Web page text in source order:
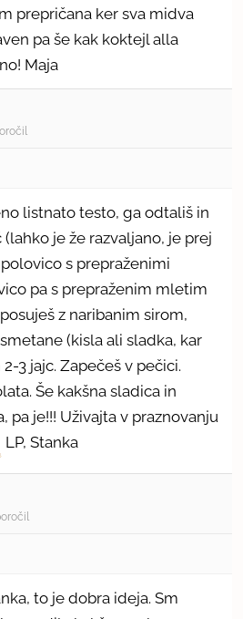
prepričana ker sva midva
pa še kak koktejl alla
Maja
listnato testo, ga odtališ in
je že razvaljano, je prej
s prepraženimi
pa s prepraženim mletim
z naribanim sirom,
(kisla ali sladka, kar
3 jajc. Zapečeš v pečici.
Še kakšna sladica in
pa je!!! Uživajta v praznovanju
LP, Stanka
to je dobra ideja. Sm